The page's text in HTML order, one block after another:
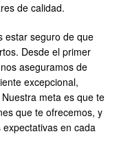
de calidad.
estar seguro de que
Desde el primer
aseguramos de
excepcional,
meta es que te
que te ofrecemos, y
en cada